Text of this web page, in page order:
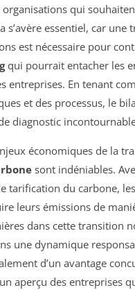
qui
s’avère essentiel, car une
est nécessaire pour
qui pourrait entacher les
entreprises. En tenant
et des processus, le
diagnostic
économiques de la
sont indéniables.
tarification du carbone,
leurs émissions de
dans cette transition
une dynamique
d’un avantage
aperçu des entreprises